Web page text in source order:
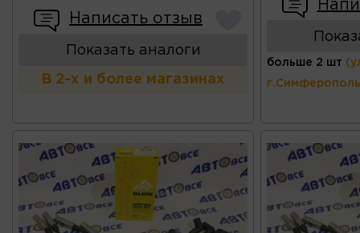
Написать отзыв
Показать аналоги
В 2-х и более магазинах
больше 2 шт